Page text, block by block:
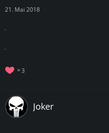
21. Mai 2018
3
Joker